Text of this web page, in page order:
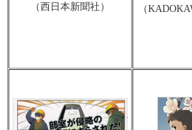
（西日本新聞社）
（